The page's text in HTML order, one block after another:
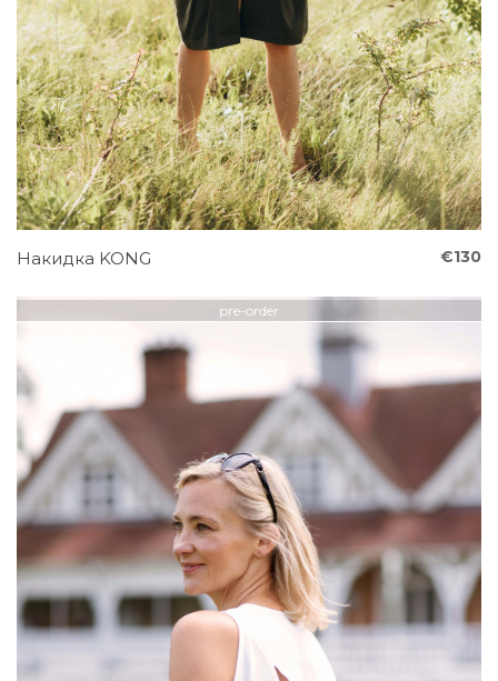
Накидка KONG €130
pre-order